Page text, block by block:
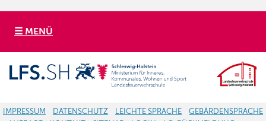
☰ MENÜ
IMPRESSUM DATENSCHUTZ LEICHTE SPRACHE
GEBÄRDENSPRACHE